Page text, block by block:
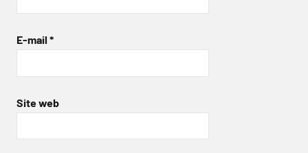
E-mail *
Site web